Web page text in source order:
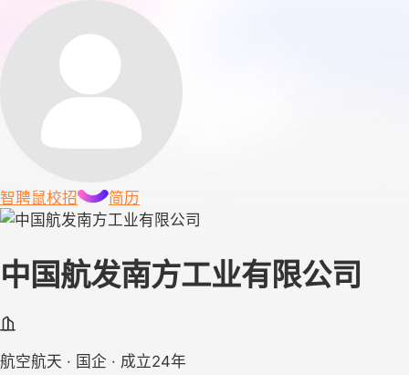
智聘鼠校招 简历
中国航发南方工业有限公司
航空航天 · 国企 · 成立24年